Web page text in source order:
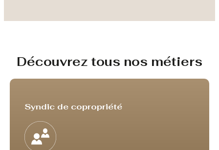
Découvrez tous nos métiers
Syndic de copropriété